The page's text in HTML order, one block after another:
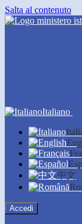
Salta al contenuto
Italiano
中文
Accedi